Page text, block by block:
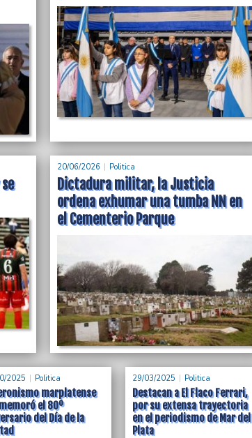
más de
ni siquiera son
sostuvo
banderazo por
20/06/2026 Politica
Dictadura militar, la Justicia
ordena exhumar una tumba NN en
el Cementerio Parque
2025 Politica
marplatense
el 80º
del Día de la
29/03/2025 Politica
Destacan a El Flaco Ferrari,
por su extensa trayectoria
en el periodismo de Mar del
Plata